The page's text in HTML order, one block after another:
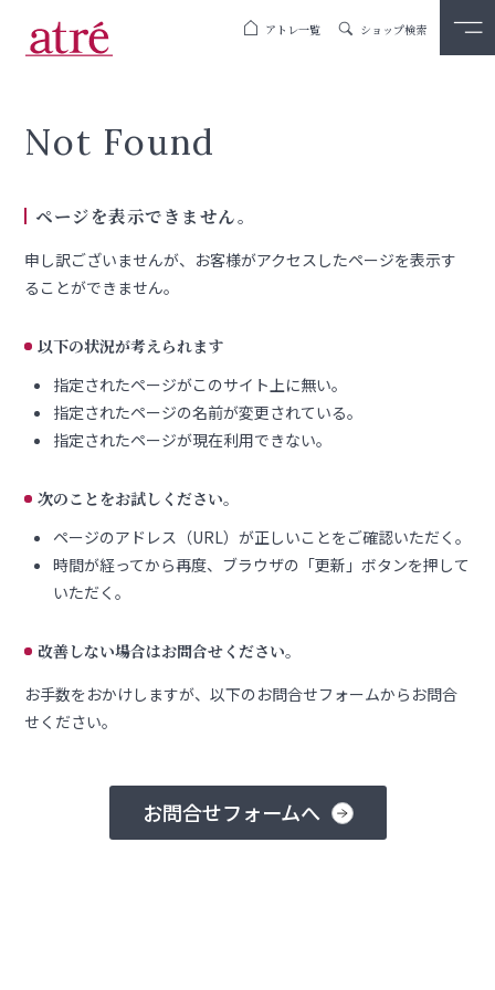
アトレ一覧 ショップ検索
Not Found
ページを表示できません。
申し訳ございませんが、お客様がアクセスしたページを表示す
ることができません。
以下の状況が考えられます
指定されたページがこのサイト上に無い。
指定されたページの名前が変更されている。
指定されたページが現在利用できない。
次のことをお試しください。
ページのアドレス（URL）が正しいことをご確認いただく。
時間が経ってから再度、ブラウザの「更新」ボタンを押して
いただく。
改善しない場合はお問合せください。
お手数をおかけしますが、以下のお問合せフォームからお問合
せください。
お問合せフォームへ